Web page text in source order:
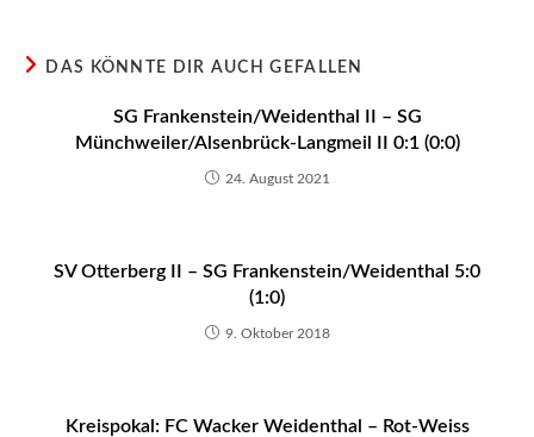
DAS KÖNNTE DIR AUCH GEFALLEN
SG Frankenstein/Weidenthal II – SG
Münchweiler/Alsenbrück-Langmeil II 0:1 (0:0)
24. August 2021
SV Otterberg II – SG Frankenstein/Weidenthal 5:0
(1:0)
9. Oktober 2018
Kreispokal: FC Wacker Weidenthal – Rot-Weiss